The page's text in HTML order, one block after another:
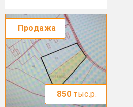
Продажа
850 тыс.р.